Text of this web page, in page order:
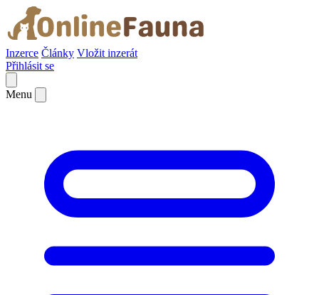
Inzerce Články Vložit inzerát
Přihlásit se
Menu